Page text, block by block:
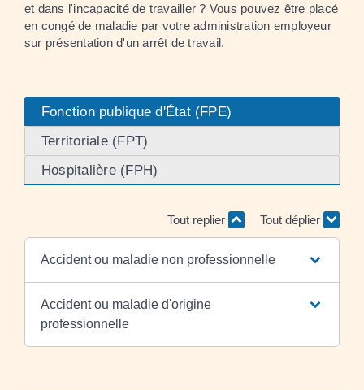
et dans l'incapacité de travailler ? Vous pouvez être placé
en congé de maladie par votre administration employeur
sur présentation d'un arrêt de travail.
Fonction publique d'État (FPE)
Territoriale (FPT)
Hospitalière (FPH)
Tout replier Tout déplier
Accident ou maladie non professionnelle
Accident ou maladie d'origine
professionnelle